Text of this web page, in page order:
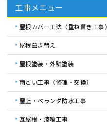
工事メニュー
屋根カバー工法（重ね葺き工事）
屋根葺き替え
屋根塗装・外壁塗装
雨どい工事（修理・交換）
屋上・ベランダ防水工事
瓦屋根・漆喰工事